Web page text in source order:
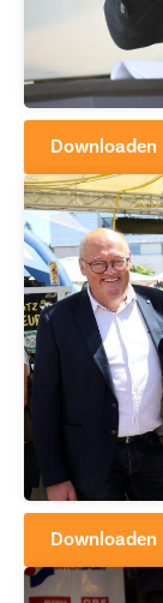
Downloaden
Downloaden